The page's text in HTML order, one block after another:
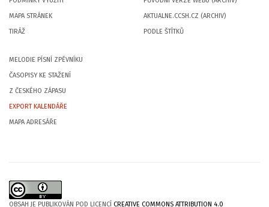
MAPA STRÁNEK
TIRÁŽ
AKTUALNE.CCSH.CZ (ARCHIV)
PODLE ŠTÍTKŮ
MELODIE PÍSNÍ ZPĚVNÍKU
ČASOPISY KE STAŽENÍ
Z ČESKÉHO ZÁPASU
EXPORT KALENDÁŘE
MAPA ADRESÁŘE
OBSAH JE PUBLIKOVÁN POD LICENCÍ CREATIVE COMMONS ATTRIBUTION 4.0